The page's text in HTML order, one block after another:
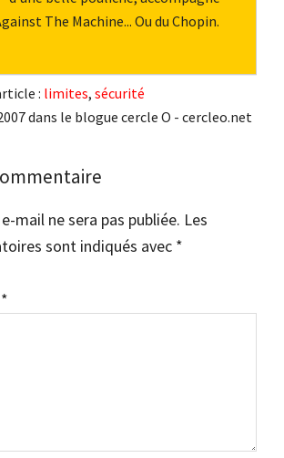
The Machine... Ou du Chopin.
: limites, sécurité
dans le blogue cercle O - cercleo.net
mail ne sera pas publiée. Les
sont indiqués avec *
*